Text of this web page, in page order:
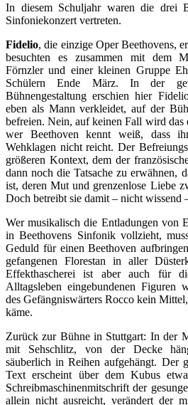
In diesem Schuljahr waren die drei
Sinfoniekonzert vertreten.
Fidelio, die einzige Oper Beethovens,
besuchten es zusammen mit dem
Förnzler und einer kleinen Gruppe
Schülern Ende März. In der
Bühnengestaltung erschien hier
eben als Mann verkleidet, auf der
befreien. Nein, auf keinen Fall wird das
wer Beethoven kennt weiß, dass
Wehklagen nicht reicht. Der
größeren Kontext, dem der
dann noch die Tatsache zu erwähnen,
ist, deren Mut und grenzenlose Liebe
Doch betreibt sie damit – nicht wissend
Wer musikalisch die Entladungen von
in Beethovens Sinfonik vollzieht,
Geduld für einen Beethoven
gefangenen Florestan in aller
Effekthascherei ist aber auch für
Alltagsleben eingebundenen Figuren
des Gefängniswärters Rocco kein
käme.
Zurück zur Bühne in Stuttgart: In der
mit Sehschlitz, von der Decke
säuberlich in Reihen aufgehängt. Der
Text erscheint über dem Kubus
Schreibmaschinenmitschrift der
allein nicht ausreicht, verändert der